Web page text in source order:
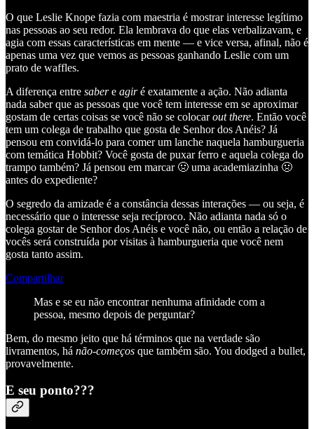
O que Leslie Knope fazia com maestria é mostrar interesse legítimo
nas pessoas ao seu redor. Ela lembrava do que elas verbalizavam, e
agia com essas características em mente — e vice versa, afinal, não é
apenas uma vez que vemos as pessoas ganhando Leslie com um
prato de waffles.
A diferença entre sabere agiré exatamente a ação. Não adianta
nada saber que as pessoas que você tem interesse em se aproximar
gostam de certas coisas se você não se colocarout there. Então você
tem um colega de trabalho que gosta de Senhor dos Anéis? Já
pensou em convidá-lo para comer um lanche naquela hamburgueria
com temática Hobbit? Você gosta de puxar ferro e aquela colega do
trampo também? Já pensou em marcar 🤢 uma academiazinha 🤢
antes do expediente?
O segredo da amizade é a constância dessas interações — ou seja, é
necessário que o interesse seja recíproco. Não adianta nada só o
colega gostar de Senhor dos Anéis e você não, ou então a relação de
vocês será construída por visitas à hamburgueria que você nem
gosta tanto assim.
Compartilhar
Mas e se eu não encontrar nenhuma afinidade com a
pessoa, mesmo depois de perguntar?
Bem, do mesmo jeito que há términos que na verdade são
livramentos, há não-começos que também são. You dodged a bullet,
provavelmente.
E seu ponto???